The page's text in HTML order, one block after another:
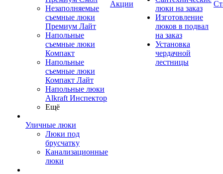
Незаполняемые
съемные люки
Премиум Лайт
Напольные
съемные люки
Компакт
Напольные
съемные люки
Компакт Лайт
Напольные люки
Alkraft Инспектор
Ещё
Уличные люки
Люки под
брусчатку
Канализационные
люки
Акции
люки на заказ
Изготовление
люков в подвал
на заказ
Установка
чердачной
лестницы